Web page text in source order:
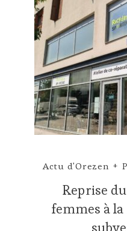
Actu d'Orezen
Reprise
femmes à